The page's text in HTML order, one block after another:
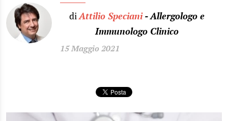
diAttilio Speciani - Allergologo e
Immunologo Clinico
15 Maggio 2021